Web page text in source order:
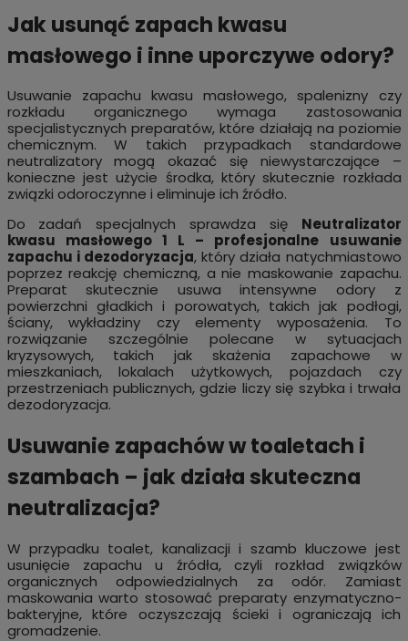
Jak usunąć zapach kwasu
masłowego i inne uporczywe odory?
Usuwanie zapachu kwasu masłowego, spalenizny czy
rozkładu organicznego wymaga zastosowania
specjalistycznych preparatów, które działają na poziomie
chemicznym. W takich przypadkach standardowe
neutralizatory mogą okazać się niewystarczające –
konieczne jest użycie środka, który skutecznie rozkłada
związki odoroczynne i eliminuje ich źródło.
Do zadań specjalnych sprawdza się Neutralizator
kwasu masłowego 1 L – profesjonalne usuwanie
zapachu i dezodoryzacja, który działa natychmiastowo
poprzez reakcję chemiczną, a nie maskowanie zapachu.
Preparat skutecznie usuwa intensywne odory z
powierzchni gładkich i porowatych, takich jak podłogi,
ściany, wykładziny czy elementy wyposażenia. To
rozwiązanie szczególnie polecane w sytuacjach
kryzysowych, takich jak skażenia zapachowe w
mieszkaniach, lokalach użytkowych, pojazdach czy
przestrzeniach publicznych, gdzie liczy się szybka i trwała
dezodoryzacja.
Usuwanie zapachów w toaletach i
szambach – jak działa skuteczna
neutralizacja?
W przypadku toalet, kanalizacji i szamb kluczowe jest
usunięcie zapachu u źródła, czyli rozkład związków
organicznych odpowiedzialnych za odór. Zamiast
maskowania warto stosować preparaty enzymatyczno-
bakteryjne, które oczyszczają ścieki i ograniczają ich
gromadzenie.